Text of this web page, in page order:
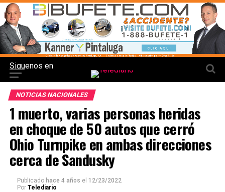
Siguenos en
NOTICIAS NACIONALES
1 muerto, varias personas heridas
en choque de 50 autos que cerró
Ohio Turnpike en ambas direcciones
cerca de Sandusky
Publicado hace 4 años el 12/23/2022
Por Telediario